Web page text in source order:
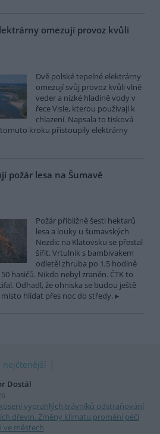
omezují provoz kvůli
Dvě polské tepelné elektrárny
omezují svůj provoz kvůli vlně
veder a nízké hladině vody v
řece Visle, kterou používají k
chlazení. Napsala to tisková
tomuto kroku přistoupily elektrárny
požár lesa na Šumavě
Požár přibližně šesti hektarů
lesa a louky u šumavských
Nezdic na Klatovsku se přestal
šířit. Vrtulník s bambivakem
odletěl zhruba po 1,5 hodině
hasičů. Nikdo nebyl zraněn. ČTK to
Odhadl, že ohniska se budou ještě
hlídat přes noc do středy.
nejčtenější
Dostál
vyprahlých trávníků odstraňování
dřevin. Změny klimatu promění péči
ve městech